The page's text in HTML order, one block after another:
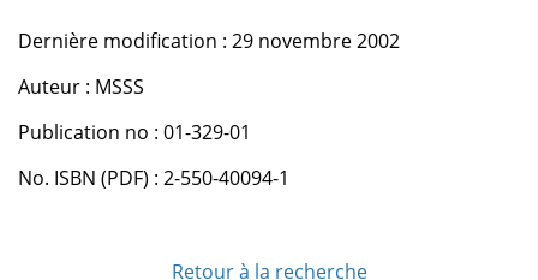
Dernière modification : 29 novembre 2002
Auteur : MSSS
Publication no : 01-329-01
No. ISBN (PDF) : 2-550-40094-1
Retour à la recherche